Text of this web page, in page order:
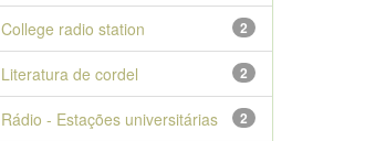
2
College radio station
2
Literatura de cordel
2
Rádio - Estações universitárias